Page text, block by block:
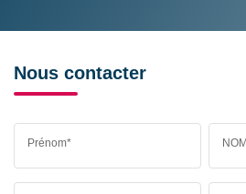
Nous contacter
Prénom*